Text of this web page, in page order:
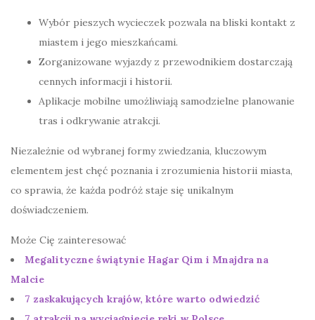
Wybór pieszych wycieczek pozwala na bliski kontakt z
miastem i jego mieszkańcami.
Zorganizowane wyjazdy z przewodnikiem dostarczają
cennych informacji i historii.
Aplikacje mobilne umożliwiają samodzielne planowanie
tras i odkrywanie atrakcji.
Niezależnie od wybranej formy zwiedzania, kluczowym
elementem jest chęć poznania i zrozumienia historii miasta,
co sprawia, że każda podróż staje się unikalnym
doświadczeniem.
Może Cię zainteresować
Megalityczne świątynie Hagar Qim i Mnajdra na
Malcie
7 zaskakujących krajów, które warto odwiedzić